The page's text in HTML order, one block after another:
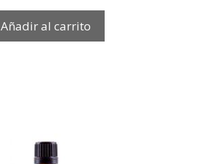
Añadir al carrito